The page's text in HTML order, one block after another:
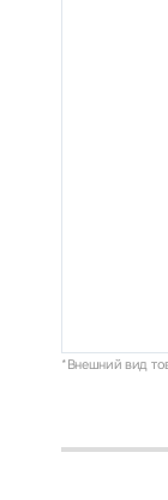
*Внешний вид